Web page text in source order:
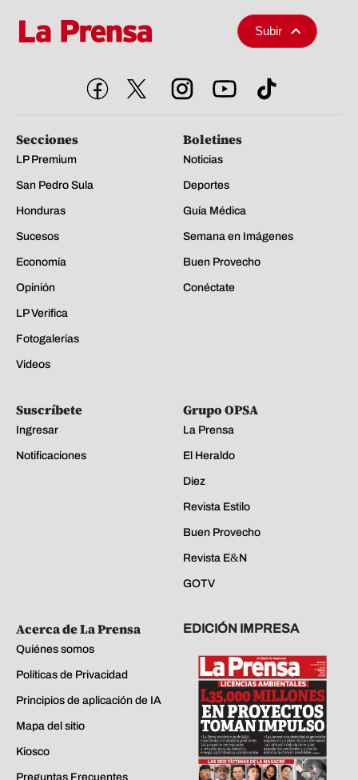
Subir
Secciones
LP Premium
San Pedro Sula
Honduras
Sucesos
Economía
Opinión
LP Verifica
Fotogalerías
Videos
Boletines
Noticias
Deportes
Guía Médica
Semana en Imágenes
Buen Provecho
Conéctate
Suscríbete
Ingresar
Notificaciones
Grupo OPSA
La Prensa
El Heraldo
Diez
Revista Estilo
Buen Provecho
Revista E&N
GOTV
Acerca de La Prensa
Quiénes somos
Políticas de Privacidad
Principios de aplicación de IA
Mapa del sitio
Kiosco
Preguntas Frecuentes
EDICIÓN IMPRESA